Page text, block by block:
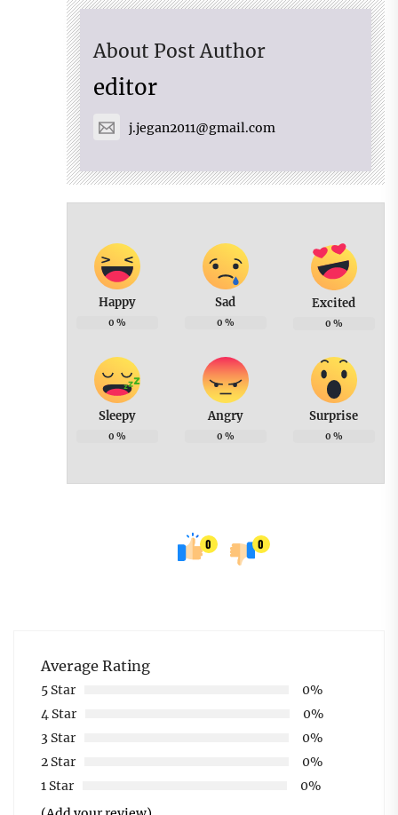
About Post Author
editor
j.jegan2011@gmail.com
Happy
0 %
Sad
0 %
Excited
0 %
Sleepy
0 %
Angry
0 %
Surprise
0 %
0 0
Average Rating
5 Star
0%
4 Star
0%
3 Star
0%
2 Star
0%
1 Star
0%